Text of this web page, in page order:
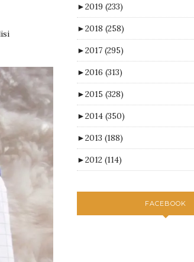
►2019 (233)
►2018 (258)
►2017 (295)
►2016 (313)
►2015 (328)
►2014 (350)
►2013 (188)
►2012 (114)
FACEBOOK